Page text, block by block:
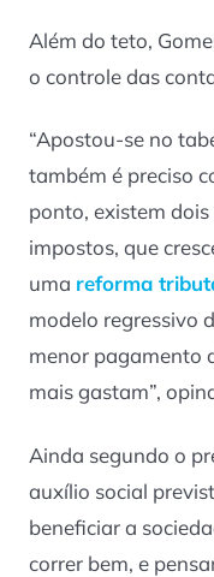
Além do teto,
o controle das
“Apostou-se no
também é preciso
ponto, existem
impostos, que
uma reforma
modelo regressivo
menor pagamento
mais gastam”,
Ainda segundo o
auxílio social
beneficiar a
correr bem, e